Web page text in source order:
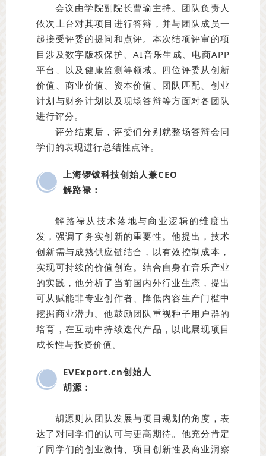
会议由学院副院长曹瑜主持。团队负责人
依次上台对其项目进行答辩，并与团队成员一
起接受评委的提问和点评。本次结项评审的项
目涉及数字版权保护、AI音乐生成、电商APP
平台、以及健康监测等领域。四位评委从创新
价值、商业价值、资本价值、团队匹配、创业
计划与财务计划以及现场答辩等方面对各团队
进行评分。
评分结束后，评委们分别就整场答辩会同
学们的表现进行总结性点评。
上海锣钹科技创始人兼CEO
解路禄：
解路禄从技术落地与商业逻辑的维度出
发，强调了务实创新的重要性。他提出，技术
创新需与成熟供应链结合，以有效控制成本，
实现可持续的价值创造。结合自身在音乐产业
的实践，他分析了当前国内外行业生态，提出
可从赋能非专业创作者、降低内容生产门槛中
挖掘商业潜力。他鼓励团队重视种子用户群的
培育，在互动中持续迭代产品，以此展现项目
成长性与投资价值。
EVExport.cn创始人
胡源：
胡源则从团队发展与项目规划的角度，表
达了对同学们的认可与更高期待。他充分肯定
了同学们的创业激情、项目创新性及商业洞察